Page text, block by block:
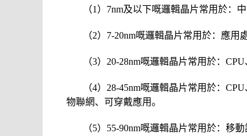
（1）7nm及以下嘅邏輯晶片常用於：
（2）7-20nm嘅邏輯晶片常用於：應
（3）20-28nm嘅邏輯晶片常用於：
（4）28-45nm嘅邏輯晶片常用於：
物聯網、可穿戴應用。
（5）55-90nm嘅邏輯晶片常用於：移